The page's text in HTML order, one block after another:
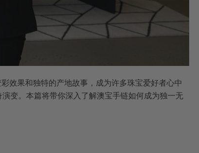
效果和独特的产地故事，成为许多珠宝爱好者心中
变。本篇将带你深入了解澳宝手链如何成为独一无